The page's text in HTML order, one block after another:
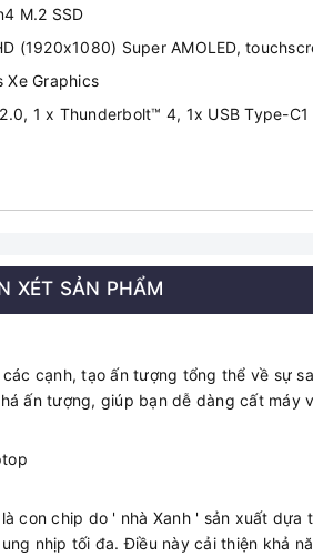
M.2 SSD
(1920x1080) Super AMOLED,
Xe Graphics
1 x Thunderbolt™ 4, 1x USB Type-C1
XÉT SẢN PHẨM
cạnh, tạo ấn tượng tổng thể về sự
ấn tượng, giúp bạn dễ dàng cất máy
con chip do ' nhà Xanh ' sản xuất dựa
nhịp tối đa. Điều này cải thiện khả